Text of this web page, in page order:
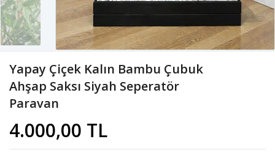
Yapay Çiçek Kalın Bambu Çubuk
Ahşap Saksı Siyah Seperatör
Paravan
4.000,00 TL